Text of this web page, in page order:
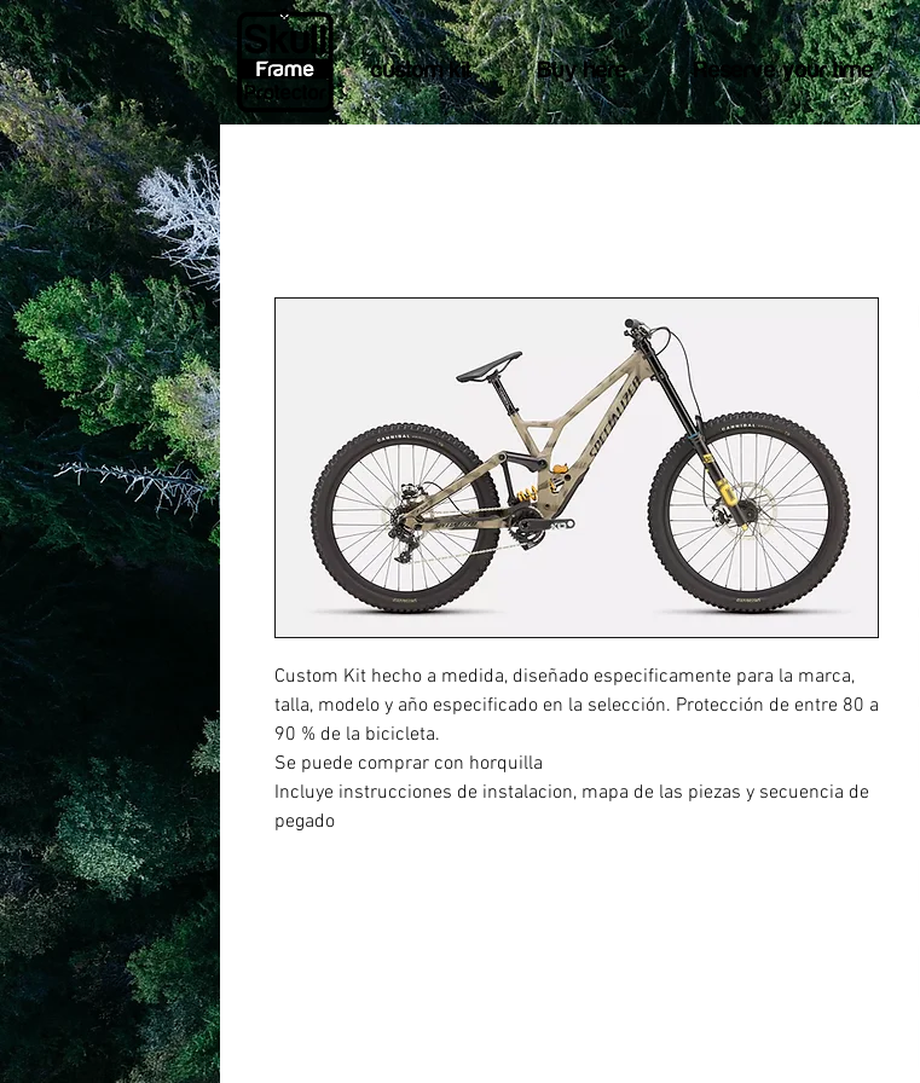
custom kit Buy here Reserve your time
Custom Kit hecho a medida, diseñado especificamente para la marca,
talla, modelo y año especificado en la selección. Protección de entre 80 a
90 % de la bicicleta.
Se puede comprar con horquilla
Incluye instrucciones de instalacion, mapa de las piezas y secuencia de
pegado